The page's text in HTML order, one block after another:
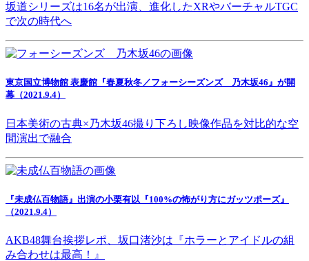
坂道シリーズは16名が出演、進化したXRやバーチャルTGC
で次の時代へ
東京国立博物館 表慶館『春夏秋冬／フォーシーズンズ 乃木坂46』が開
幕（2021.9.4）
日本美術の古典×乃木坂46撮り下ろし映像作品を対比的な空
間演出で融合
『未成仏百物語』出演の小栗有以『100%の怖がり方にガッツポーズ』
（2021.9.4）
AKB48舞台挨拶レポ、坂口渚沙は『ホラーとアイドルの組
み合わせは最高！』